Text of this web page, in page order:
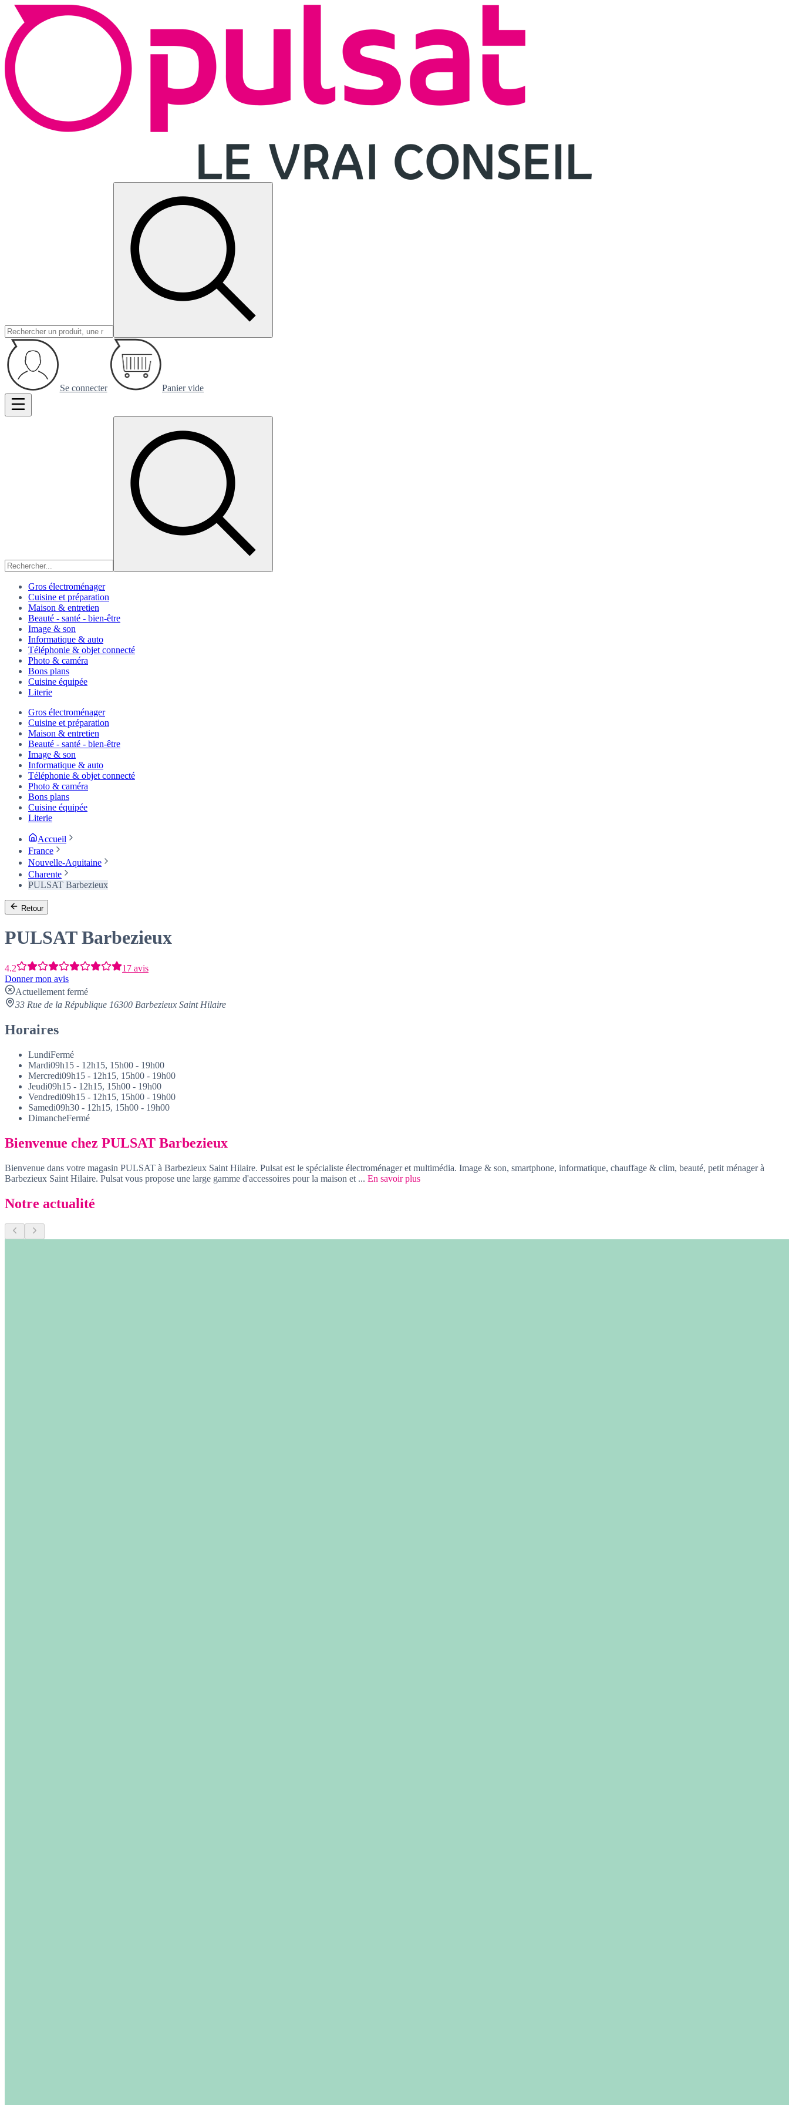
Se connecter Panier vide
Gros électroménager
Cuisine et préparation
Maison & entretien
Beauté - santé - bien-être
Image & son
Informatique & auto
Téléphonie & objet connecté
Photo & caméra
Bons plans
Cuisine équipée
Literie
Gros électroménager
Cuisine et préparation
Maison & entretien
Beauté - santé - bien-être
Image & son
Informatique & auto
Téléphonie & objet connecté
Photo & caméra
Bons plans
Cuisine équipée
Literie
Accueil
France
Nouvelle-Aquitaine
Charente
PULSAT Barbezieux
Retour
PULSAT Barbezieux
4.2
17 avis
Donner mon avis
Actuellement fermé
33 Rue de la République 16300 Barbezieux Saint Hilaire
Horaires
LundiFermé
Mardi09h15 - 12h15, 15h00 - 19h00
Mercredi09h15 - 12h15, 15h00 - 19h00
Jeudi09h15 - 12h15, 15h00 - 19h00
Vendredi09h15 - 12h15, 15h00 - 19h00
Samedi09h30 - 12h15, 15h00 - 19h00
DimancheFermé
Bienvenue chez PULSAT Barbezieux
Bienvenue dans votre magasin PULSAT à Barbezieux Saint Hilaire. Pulsat est le spécialiste électroménager et multimédia. Image & son, smartphone, informatique, chauffage & clim, beauté, petit ménager à
Barbezieux Saint Hilaire. Pulsat vous propose une large gamme d'accessoires pour la maison et ... En savoir plus
Notre actualité